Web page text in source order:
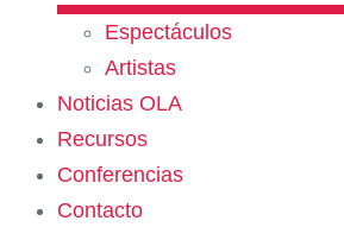
Espectáculos
Artistas
Noticias OLA
Recursos
Conferencias
Contacto